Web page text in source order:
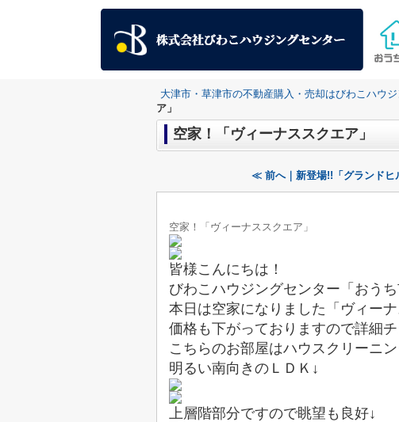
大津市・草津市の不動産購入・売却はびわこハウジ
ア」
空家！「ヴィーナススクエア」
≪ 前へ｜新登場!!「グランドヒ
空家！「ヴィーナススクエア」
皆様こんにちは！
びわこハウジングセンター「おう
本日は空家になりました「ヴィー
価格も下がっておりますので詳細
こちらのお部屋はハウスクリーニ
明るい南向きのＬＤＫ↓
上層階部分ですので眺望も良好↓